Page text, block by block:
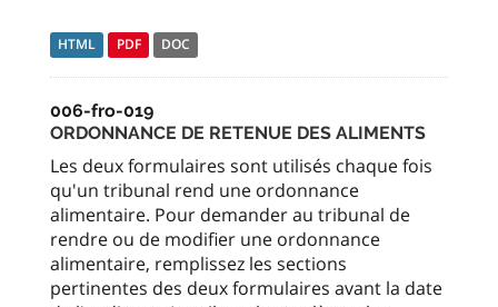
HTML PDF DOC
006-fro-019
ORDONNANCE DE RETENUE DES ALIMENTS
Les deux formulaires sont utilisés chaque fois
qu'un tribunal rend une ordonnance
alimentaire. Pour demander au tribunal de
rendre ou de modifier une ordonnance
alimentaire, remplissez les sections
pertinentes des deux formulaires avant la date